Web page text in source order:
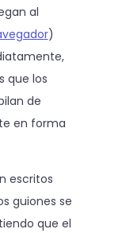
al
)
que los
de
en forma
escritos
guiones se
que el